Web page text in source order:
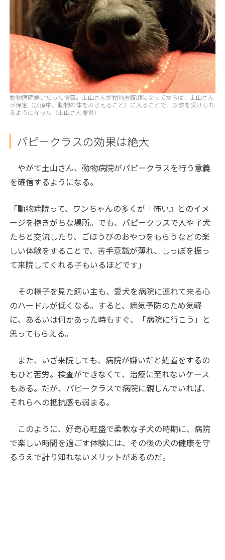
動物病院嫌いだった悟空。土山さんが動物看護師になってからは、土山さん
が保定（診療中、動物の体をおさえること）に入ることで、診察を受けられ
るようになった（土山さん提供）
パピークラスの効果は絶大
やがて土山さん、動物病院がパピークラスを行う意義
を確信するようになる。
「動物病院って、ワンちゃんの多くが『怖い』とのイメ
ージを抱きがちな場所。でも、パピークラスで人や子犬
たちと交流したり、ごほうびのおやつをもらうなどの楽
しい体験をすることで、苦手意識が薄れ、しっぽを振っ
て来院してくれる子もいるほどです」
その様子を見た飼い主も、愛犬を病院に連れて来る心
のハードルが低くなる。すると、病気予防のため気軽
に、あるいは何かあった時もすぐ、「病院に行こう」と
思ってもらえる。
また、いざ来院しても、病院が嫌いだと処置をするの
もひと苦労。検査ができなくて、治療に至れないケース
もある。だが、パピークラスで病院に親しんでいれば、
それらへの抵抗感も弱まる。
このように、好奇心旺盛で柔軟な子犬の時期に、病院
で楽しい時間を過ごす体験には、その後の犬の健康を守
るうえで計り知れないメリットがあるのだ。